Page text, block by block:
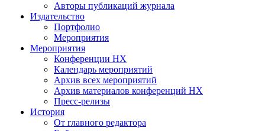
Авторы публикаций журнала
Издательство
Портфолио
Мероприятия
Мероприятия
Конференции НХ
Календарь мероприятий
Архив всех мероприятий
Архив материалов конференций НХ
Пресс-релизы
История
От главного редактора